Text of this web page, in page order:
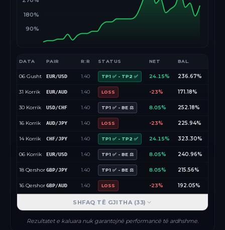
90%
180%
DATA PAIR R:R STATUS NET BAL.
06 Gusht EUR/USD 1.40 TP1 ✅ - TP2 ✅ 24.15% 236.67%
31 Korrik EUR/AUD 1.40 LOSS -23% 171.18%
30 Korrik USD/CHF 1.40 TP1 ✅ - BE ⚖️ 8.05% 252.18%
16 Korrik AUD/JPY 1.40 LOSS -23% 225.94%
14 Korrik CHF/JPY 1.40 TP1 ✅ - TP2 ✅ 24.15% 323.30%
06 Korrik EUR/USD 1.40 TP1 ✅ - BE ⚖️ 8.05% 240.96%
18 QershorGBP/JPY 1.40 TP1 ✅ - BE ⚖️ 8.05% 215.56%
16 QershorGBP/AUD 1.40 LOSS -23% 192.05%
SHFAQ TË GJITHA (33)
Rezultatet e kaluara nuk garantojnë performancë të ardhshme.